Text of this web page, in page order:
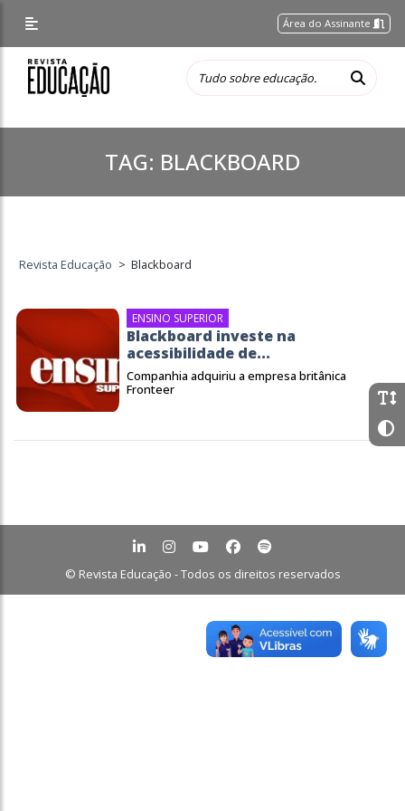
Área do Assinante
TAG: BLACKBOARD
Revista Educação > Blackboard
ENSINO SUPERIOR
Blackboard investe na
acessibilidade de...
Companhia adquiriu a empresa britânica
Fronteer
© Revista Educação - Todos os direitos reservados